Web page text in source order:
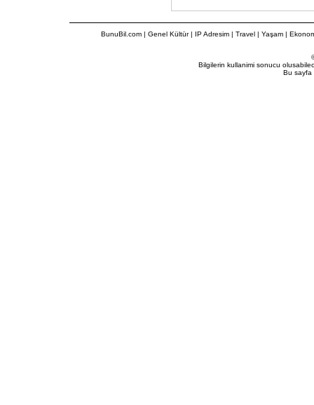
BunuBil.com| Genel Kültür| IP Adresim| Travel| Yaşam |
Bilgilerin kullanimi sonucu
Bu sayfa